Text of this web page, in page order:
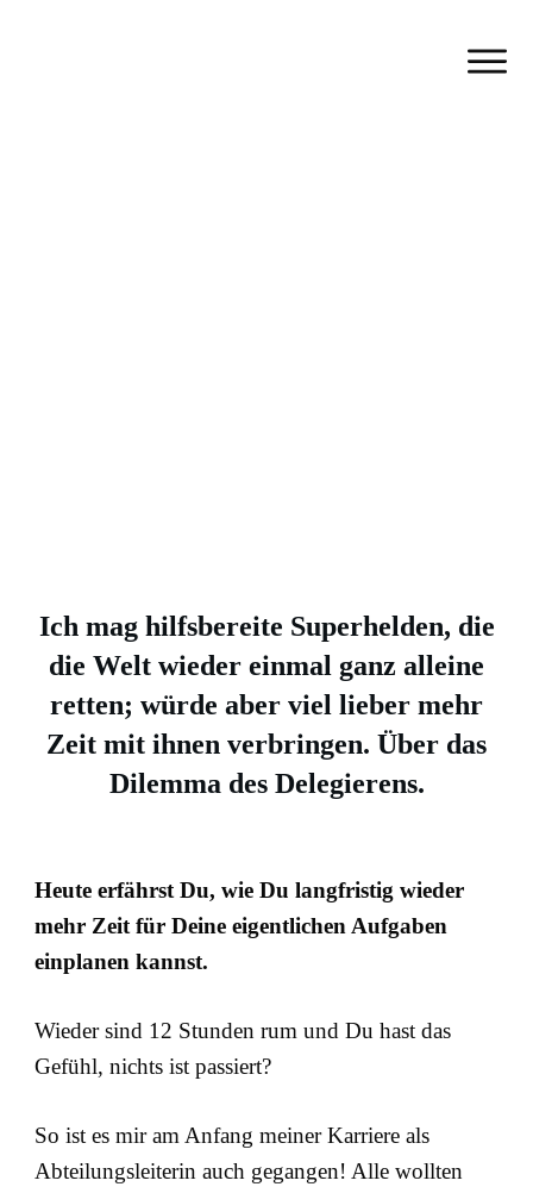
Ich mag hilfsbereite Superhelden, die
die Welt wieder einmal ganz alleine
retten; würde aber viel lieber mehr
Zeit mit ihnen verbringen. Über das
Dilemma des Delegierens.
Heute erfährst Du, wie Du langfristig wieder
mehr Zeit für Deine eigentlichen Aufgaben
einplanen kannst.
Wieder sind 12 Stunden rum und Du hast das
Gefühl, nichts ist passiert?
So ist es mir am Anfang meiner Karriere als
Abteilungsleiterin auch gegangen! Alle wollten